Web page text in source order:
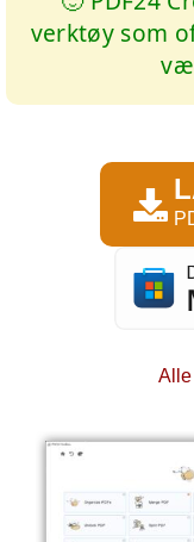
verktøy som